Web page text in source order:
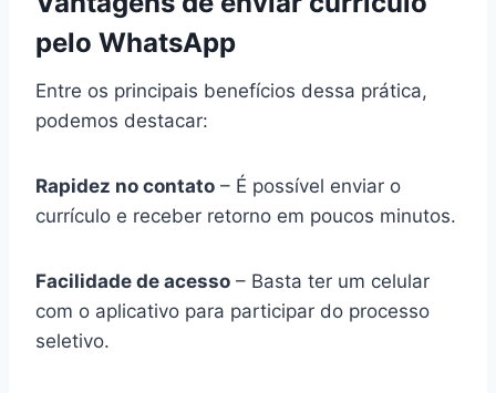
pelo WhatsApp
Entre os principais benefícios dessa prática,
podemos destacar:
Rapidez no contato – É possível enviar o
currículo e receber retorno em poucos minutos.
Facilidade de acesso – Basta ter um celular
com o aplicativo para participar do processo
seletivo.